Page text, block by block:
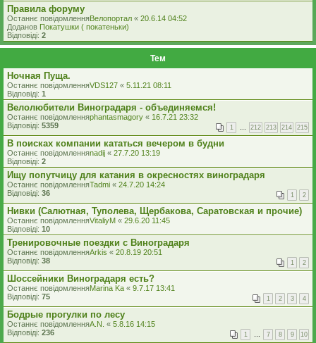
Правила форуму
Останнє повідомленняВелопортал « 20.6.14 04:52
Доданов Покатушки ( покатеньки)
Відповіді: 2
Тем
Ночная Пуща.
Останнє повідомленняVDS127 « 5.11.21 08:11
Відповіді: 1
Велолюбители Виноградаря - объединяемся!
Останнє повідомленняphantasmagory « 16.7.21 23:32
Відповіді: 5359 1 … 212 213 214 215
В поисках компании кататься вечером в будни
Останнє повідомленняnadij « 27.7.20 13:19
Відповіді: 2
Ищу попутчицу для катания в окресностях виноградаря
Останнє повідомленняTadmi « 24.7.20 14:24
Відповіді: 36 1 2
Нивки (Салютная, Туполева, Щербакова, Саратовская и прочие)
Останнє повідомленняVitaliyM « 29.6.20 11:45
Відповіді: 10
Тренировочные поездки с Виноградаря
Останнє повідомленняArkis « 20.8.19 20:51
Відповіді: 38 1 2
Шоссейники Виноградаря есть?
Останнє повідомленняMarina Ka « 9.7.17 13:41
Відповіді: 75 1 2 3 4
Бодрые прогулки по лесу
Останнє повідомленняA.N. « 5.8.16 14:15
Відповіді: 236 1 … 7 8 9 10